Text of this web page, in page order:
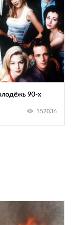
90-х
152036